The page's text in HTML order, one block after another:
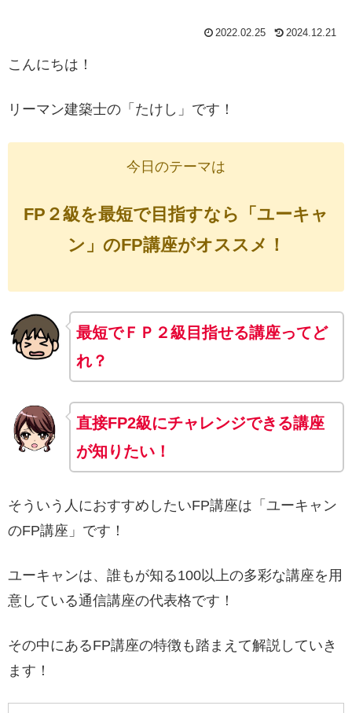
2022.02.25 2024.12.21
こんにちは！
リーマン建築士の「たけし」です！
今日のテーマは
FP２級を最短で目指すなら「ユーキャ
ン」のFP講座がオススメ！
最短でＦＰ２級目指せる講座ってど
れ？
直接FP2級にチャレンジできる講座
が知りたい！
そういう人におすすめしたいFP講座は「ユーキャン
のFP講座」です！
ユーキャンは、誰もが知る100以上の多彩な講座を用
意している通信講座の代表格です！
その中にあるFP講座の特徴も踏まえて解説していき
ます！